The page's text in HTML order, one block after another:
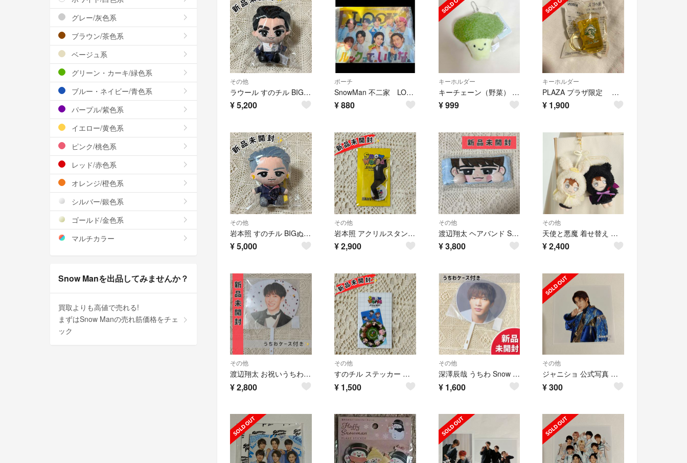
その他
ラウール すのチル BIGぬいぐるみ big チルぬい Snow Man
¥5,200
ポーチ
SnowMan 不二家 LOOK スライダーポーチ ファミリーマート ファミマ
¥880
キーホルダー
キーチェーン（野菜） ブロッコリー キーホルダー
¥999
キーホルダー
PLAZA プラザ限定 午後の紅茶 アイスティー キーホルダー レモンティー
¥ 1,900
その他
岩本照 すのチル BIGぬいぐるみ big チルぬい Snow Man
¥5,000
その他
岩本照 アクリルスタンド Snow World アクスタ Snow Man
¥2,900
その他
渡辺翔太 ヘアバンド Snow Man RAYS すのチル
¥3,800
その他
天使と悪魔 着せ替え ポンチョ キーホルダー ぬいぐるみ ぬい活 ドール ぬい服
¥2,400
その他
渡辺翔太 お祝いうちわ Snow World グッズ Snow Man うちわ
¥2,800
その他
すのチル ステッカー セット Snow World グッズ Snow Man
¥ 1,500
その他
深澤辰哉 うちわ Snow Man ドームツアー i DO ME
¥ 1,600
その他
ジャニショ 公式写真 ましかくフォト カウコン SnowMan 向井康二
¥300
グレー/灰色系
ブラウン/茶色系
ベージュ系
グリーン・カーキ/緑色系
ブルー・ネイビー/青色系
パープル/紫色系
イエロー/黄色系
ピンク/桃色系
レッド/赤色系
オレンジ/橙色系
シルバー/銀色系
ゴールド/金色系
マルチカラー
Snow Manを出品してみませんか？
買取よりも高値で売れる!
まずはSnow Manの売れ筋価格をチェ
ック